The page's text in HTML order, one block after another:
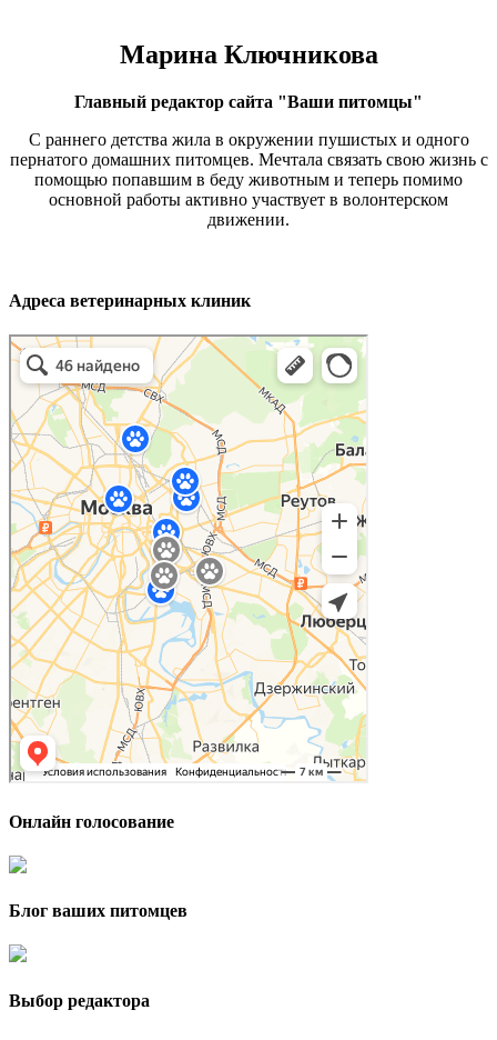
Марина Ключникова
Главный редактор сайта "Ваши питомцы"
С раннего детства жила в окружении пушистых и одного
пернатого домашних питомцев. Мечтала связать свою жизнь с
помощью попавшим в беду животным и теперь помимо
основной работы активно участвует в волонтерском
движении.
Адреса ветеринарных клиник
Онлайн голосование
Блог ваших питомцев
Выбор редактора